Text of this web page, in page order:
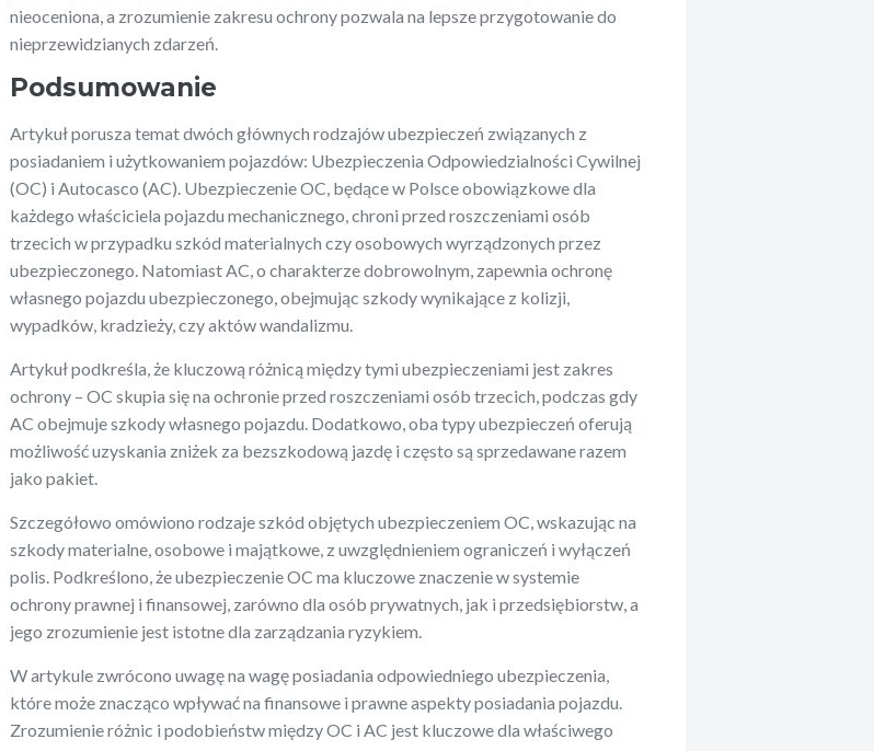
nieoceniona, a zrozumienie zakresu ochrony pozwala na lepsze przygotowanie do
nieprzewidzianych zdarzeń.
Podsumowanie
Artykuł porusza temat dwóch głównych rodzajów ubezpieczeń związanych z
posiadaniem i użytkowaniem pojazdów: Ubezpieczenia Odpowiedzialności Cywilnej
(OC) i Autocasco (AC). Ubezpieczenie OC, będące w Polsce obowiązkowe dla
każdego właściciela pojazdu mechanicznego, chroni przed roszczeniami osób
trzecich w przypadku szkód materialnych czy osobowych wyrządzonych przez
ubezpieczonego. Natomiast AC, o charakterze dobrowolnym, zapewnia ochronę
własnego pojazdu ubezpieczonego, obejmując szkody wynikające z kolizji,
wypadków, kradzieży, czy aktów wandalizmu.
Artykuł podkreśla, że kluczową różnicą między tymi ubezpieczeniami jest zakres
ochrony – OC skupia się na ochronie przed roszczeniami osób trzecich, podczas gdy
AC obejmuje szkody własnego pojazdu. Dodatkowo, oba typy ubezpieczeń oferują
możliwość uzyskania zniżek za bezszkodową jazdę i często są sprzedawane razem
jako pakiet.
Szczegółowo omówiono rodzaje szkód objętych ubezpieczeniem OC, wskazując na
szkody materialne, osobowe i majątkowe, z uwzględnieniem ograniczeń i wyłączeń
polis. Podkreślono, że ubezpieczenie OC ma kluczowe znaczenie w systemie
ochrony prawnej i finansowej, zarówno dla osób prywatnych, jak i przedsiębiorstw, a
jego zrozumienie jest istotne dla zarządzania ryzykiem.
W artykule zwrócono uwagę na wagę posiadania odpowiedniego ubezpieczenia,
które może znacząco wpływać na finansowe i prawne aspekty posiadania pojazdu.
Zrozumienie różnic i podobieństw między OC i AC jest kluczowe dla właściwego